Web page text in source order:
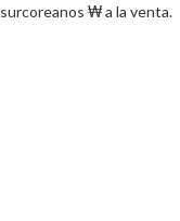
surcoreanos ₩ a la venta.